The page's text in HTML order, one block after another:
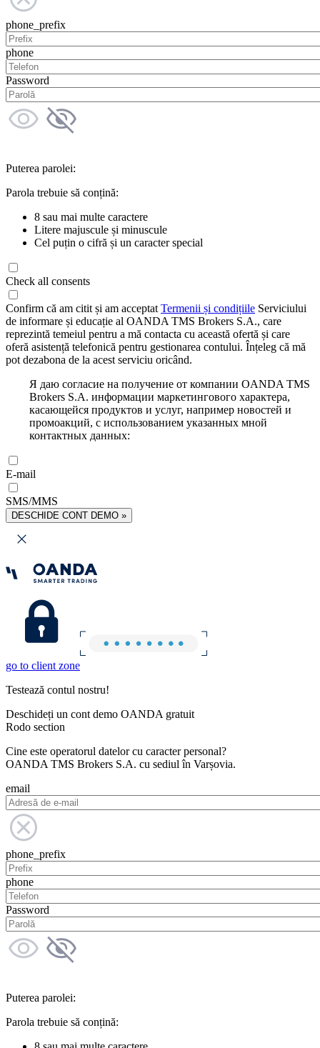
phone_prefix
phone
Password
Puterea parolei:
Parola trebuie să conțină:
8 sau mai multe caractere
Litere majuscule și minuscule
Cel puțin o cifră și un caracter special
Check all consents
Confirm că am citit și am acceptat Termenii și condițiile Serviciului
de informare și educație al OANDA TMS Brokers S.A., care
reprezintă temeiul pentru a mă contacta cu această ofertă și care
oferă asistență telefonică pentru gestionarea contului. Înțeleg că mă
pot dezabona de la acest serviciu oricând.
Я даю согласие на получение от компании OANDA TMS
Brokers S.A. информации маркетингового характера,
касающейся продуктов и услуг, например новостей и
промоакций, с использованием указанных мной
контактных данных:
E-mail
SMS/MMS
DESCHIDE CONT DEMO »
go to client zone
Testează contul nostru!
Deschideți un cont demo OANDA gratuit
Rodo section
Cine este operatorul datelor cu caracter personal?
OANDA TMS Brokers S.A. cu sediul în Varșovia.
email
phone_prefix
phone
Password
Puterea parolei:
Parola trebuie să conțină: